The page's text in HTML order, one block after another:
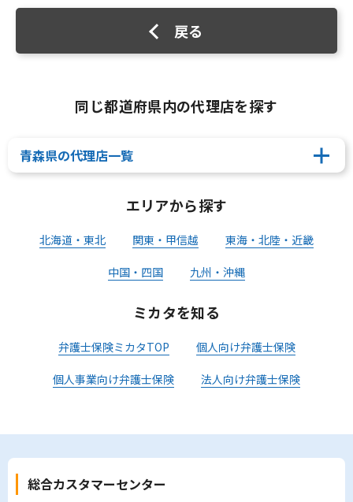
戻る
同じ都道府県内の代理店を探す
青森県の代理店一覧
エリアから探す
北海道・東北 関東・甲信越 東海・北陸・近畿
中国・四国 九州・沖縄
ミカタを知る
弁護士保険ミカタTOP 個人向け弁護士保険
個人事業向け弁護士保険 法人向け弁護士保険
総合カスタマーセンター